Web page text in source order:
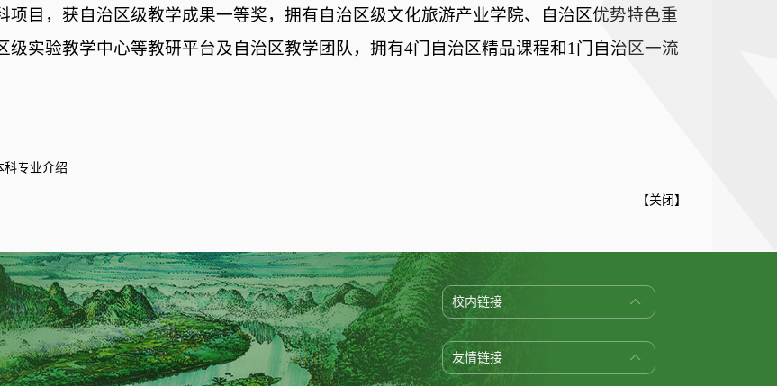
项目，获自治区级教学成果一等奖，拥有自治区级文化旅游产业学院、自治区优势特色重
级实验教学中心等教研平台及自治区教学团队，拥有4门自治区精品课程和1门自治区一流
科专业介绍
【关闭 】
校内链接
友情链接